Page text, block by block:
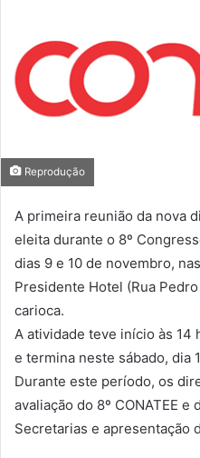
Reprodução
A primeira reunião da nova
eleita durante o 8º
dias 9 e 10 de novembro,
Presidente Hotel (Rua
carioca.
A atividade teve início às 14
e termina neste sábado, dia
Durante este período, os
avaliação do 8º CONATEE
Secretarias e apresentação